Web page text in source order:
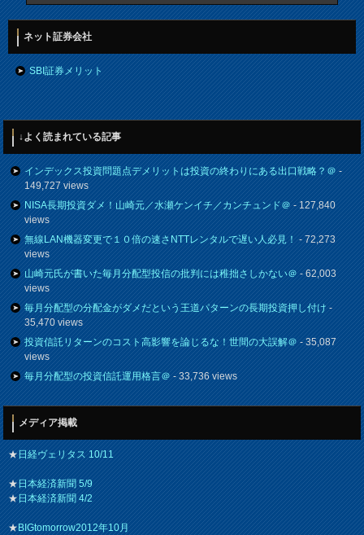
ネット証券会社
SBI証券メリット
↓よく読まれている記事
インデックス投資問題点デメリットは投資の終わりにある出口戦略？＠-
149,727 views
NISA長期投資ダメ！山崎元／水瀬ケンイチ／カンチュンド＠- 127,840
views
無線LAN機器変更で１０倍の速さNTTレンタルで遅い人必見！- 72,273
views
山崎元氏が書いた毎月分配型投信の批判には稚拙さしかない＠- 62,003
views
毎月分配型の分配金がダメだという王道パターンの長期投資押し付け-
35,470 views
投資信託リターンのコスト高影響を論じるな！世間の大誤解＠- 35,087
views
毎月分配型の投資信託運用格言＠- 33,736 views
メディア掲載
★日経ヴェリタス 10/11
★日本経済新聞 5/9
★日本経済新聞 4/2
★BIGtomorrow2012年10月